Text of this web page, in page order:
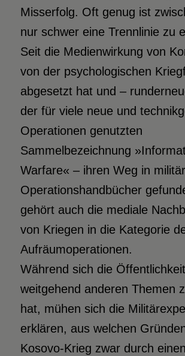
Misserfolg. Oft genug ist
nur schwer eine Trennlinie zu
Seit die Medienwirkung von
von der psychologischen
abgesetzt hat und –
der für viele neue und
Operationen genutzten
Sammelbezeichnung
Warfare« – ihren Weg in
Operationshandbücher
gehört auch die mediale
von Kriegen in die Kategorie
Aufräumoperationen.
Während sich die
weitgehend anderen Themen
hat, mühen sich die
erklären, aus welchen
Kosovo-Krieg zwar durch